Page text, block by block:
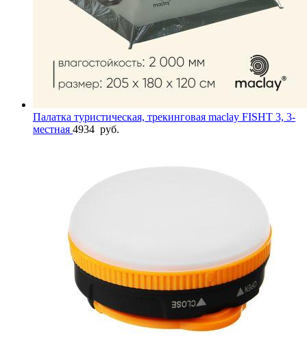
Палатка туристическая, трекинговая maclay FISHT 3, 3-
местная 4934 руб.